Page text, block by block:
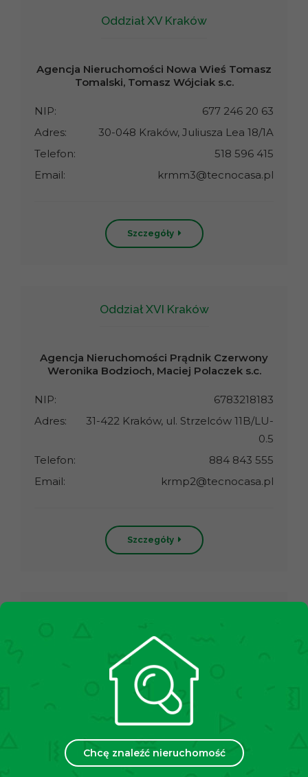
Chcę znaleźć nieruchomość
Oddział XV Kraków
Agencja Nieruchomości Nowa Wieś Tomasz
Tomalski, Tomasz Wójciak s.c.
NIP:
677 246 20 63
Adres:
30-048 Kraków, Juliusza Lea 18/1A
Telefon:
518 596 415
Email:
krmm3@tecnocasa.pl
Szczegóły
Oddział XVI Kraków
Agencja Nieruchomości Prądnik Czerwony
Weronika Bodzioch, Maciej Polaczek s.c.
NIP:
6783218183
Adres:
31-422 Kraków, ul. Strzelców 11B/LU-
0.5
Telefon:
884 843 555
Email:
krmp2@tecnocasa.pl
Szczegóły
Agencja Nieruchomości Dąbie Kinga Depta,
Daniel Piasecki s.c.
31-559 Kraków, ul. Grzegórzecka 77/U3
Telefon:
+48 790 682 244
krmd4@tecnocasa.pl